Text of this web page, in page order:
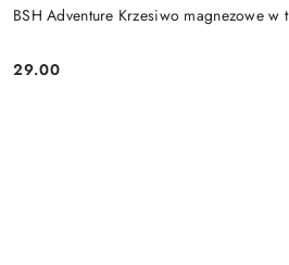
BSH Adventure Krzesiwo magnezowe w
Cena:
29.00